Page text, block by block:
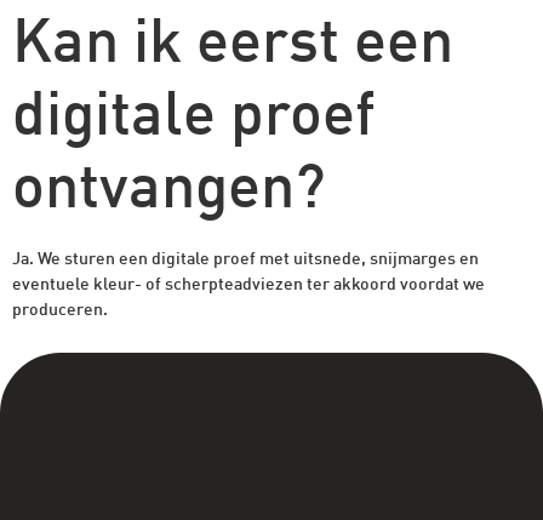
Kan ik eerst een
digitale proef
ontvangen?
Ja. We sturen een digitale proef met uitsnede, snijmarges en
eventuele kleur- of scherpteadviezen ter akkoord voordat we
produceren.